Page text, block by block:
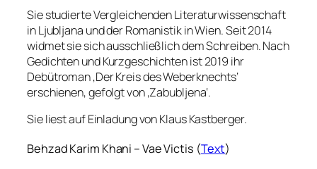
Sie studierte Vergleichenden Literaturwissenschaft
in Ljubljana und der Romanistik in Wien. Seit 2014
widmet sie sich ausschließlich dem Schreiben. Nach
Gedichten und Kurzgeschichten ist 2019 ihr
Debütroman ‚Der Kreis des Weberknechts‘
erschienen, gefolgt von ‚Zabubljena‘.
Sie liest auf Einladung von Klaus Kastberger.
Behzad Karim Khani – Vae Victis (Text)